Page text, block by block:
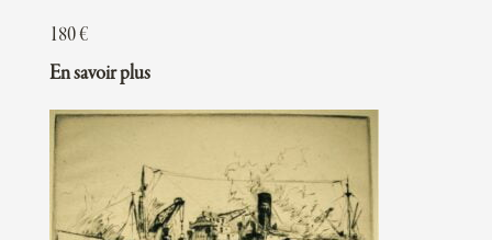
180€
En savoir plus